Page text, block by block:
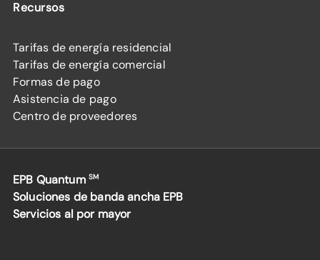
Recursos
Tarifas de energía residencial
Tarifas de energía comercial
Formas de pago
Asistencia de pago
Centro de proveedores
EPB Quantum SM
Soluciones de banda ancha EPB
Servicios al por mayor